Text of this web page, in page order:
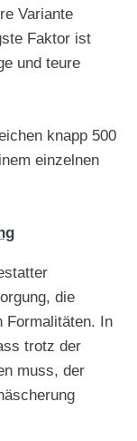
Variante
Faktor ist
und teure
knapp 500
einzelnen
die
Formalitäten. In
trotz der
muss, der